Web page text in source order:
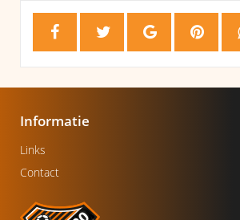
Informatie
Links
Contact